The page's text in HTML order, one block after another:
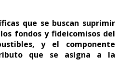
que se buscan suprimir
fondos y fideicomisos del
y el componente
que se asigna a la